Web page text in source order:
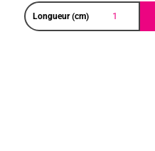
Longueur (cm)